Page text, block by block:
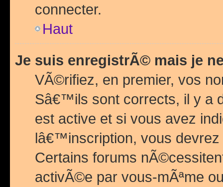
connecter.
Haut
Je suis enregistrÃ© mais je
VÃ©rifiez, en premier, vos
Sâ€™ils sont corrects, il y a
est active et si vous avez
lâ€™inscription, vous
Certains forums
activÃ©e par vous-mÃªme